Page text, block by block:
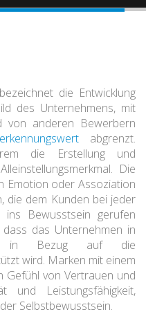
bezeichnet die Entwicklung
des Unternehmens, mit
von anderen Bewerbern
abgrenzt.
die Erstellung und
Die
Emotion oder Assoziation
die dem Kunden bei jeder
Bewusstsein gerufen
das Unternehmen in
in Bezug auf die
wird. Marken mit einem
Gefühl von Vertrauen und
und Leistungsfähigkeit,
Selbstbewusstsein.